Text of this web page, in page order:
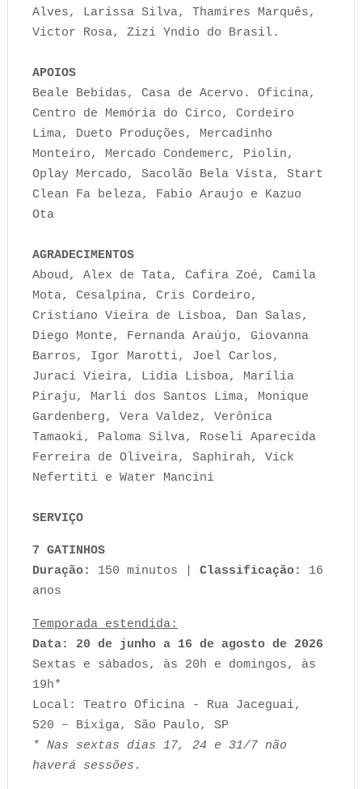
Alves, Larissa Silva, Thamires Marquês,
Victor Rosa, Zizi Yndio do Brasil.
APOIOS
Beale Bebidas, Casa de Acervo. Oficina,
Centro de Memória do Circo, Cordeiro
Lima, Dueto Produções, Mercadinho
Monteiro, Mercado Condemerc, Piolin,
Oplay Mercado, Sacolão Bela Vista, Start
Clean Fa beleza, Fabio Araujo e Kazuo
Ota
AGRADECIMENTOS
Aboud, Alex de Tata, Cafira Zoé, Camila
Mota, Cesalpina, Cris Cordeiro,
Cristiano Vieira de Lisboa, Dan Salas,
Diego Monte, Fernanda Araújo, Giovanna
Barros, Igor Marotti, Joel Carlos,
Juraci Vieira, Lidia Lisboa, Marília
Piraju, Marli dos Santos Lima, Monique
Gardenberg, Vera Valdez, Verônica
Tamaoki, Paloma Silva, Roseli Aparecida
Ferreira de Oliveira, Saphirah, Vick
Nefertiti e Water Mancini
SERVIÇO
7 GATINHOS
Duração:
150 minutos | Classificação:
16
anos
Temporada estendida:
Data: 20 de junho a 16 de agosto de 2026
Sextas e sábados, às 20h e domingos, às
19h*
Local: Teatro Oficina - Rua Jaceguai,
520 – Bixiga, São Paulo, SP
* Nas sextas dias 17, 24 e 31/7 não
haverá sessões.